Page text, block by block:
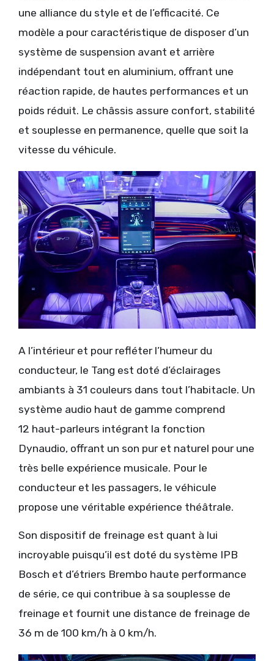
une alliance du style et de l’efficacité. Ce
modèle a pour caractéristique de disposer d’un
système de suspension avant et arrière
indépendant tout en aluminium, offrant une
réaction rapide, de hautes performances et un
poids réduit. Le châssis assure confort, stabilité
et souplesse en permanence, quelle que soit la
vitesse du véhicule.
A l’intérieur et pour refléter l’humeur du
conducteur, le Tang est doté d’éclairages
ambiants à 31 couleurs dans tout l’habitacle. Un
système audio haut de gamme comprend
12 haut-parleurs intégrant la fonction
Dynaudio, offrant un son pur et naturel pour une
très belle expérience musicale. Pour le
conducteur et les passagers, le véhicule
propose une véritable expérience théâtrale.
Son dispositif de freinage est quant à lui
incroyable puisqu’il est doté du système IPB
Bosch et d’étriers Brembo haute performance
de série, ce qui contribue à sa souplesse de
freinage et fournit une distance de freinage de
36 m de 100 km/h à 0 km/h.